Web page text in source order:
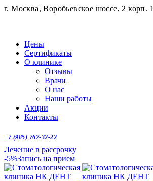
г. Москва, Воробьевское шоссе, 2 корп. 1
Цены
Сертификаты
О клинике
Отзывы
Врачи
О нас
Наши работы
Акции
Контакты
+7 (985) 767-32-22
Лечение в рассрочку
-5%Запись на прием